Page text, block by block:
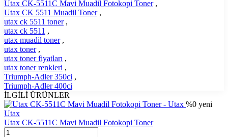
Utax CK-5511C Mavi Muadil Fotokopi Toner ,
Utax CK 5511 Muadil Toner ,
utax ck 5511 toner ,
utax ck 5511 ,
utax muadil toner ,
utax toner ,
utax toner fiyatları ,
utax toner renkleri ,
Triumph-Adler 350ci ,
Triumph-Adler 400ci
İLGİLİ ÜRÜNLER
%0 yeni
Utax
Utax CK-5511C Mavi Muadil Fotokopi Toner